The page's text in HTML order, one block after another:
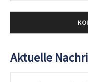
Aktuelle